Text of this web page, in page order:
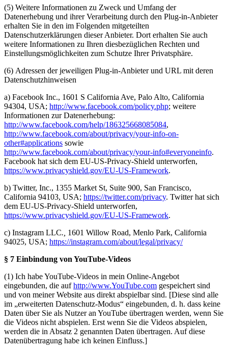
(5) Weitere Informationen zu Zweck und Umfang der
Datenerhebung und ihrer Verarbeitung durch den Plug-in-Anbieter
erhalten Sie in den im Folgenden mitgeteilten
Datenschutzerklärungen dieser Anbieter. Dort erhalten Sie auch
weitere Informationen zu Ihren diesbezüglichen Rechten und
Einstellungsmöglichkeiten zum Schutze Ihrer Privatsphäre.
(6) Adressen der jeweiligen Plug-in-Anbieter und URL mit deren
Datenschutzhinweisen
a) Facebook Inc., 1601 S California Ave, Palo Alto, California
94304, USA; http://www.facebook.com/policy.php; weitere
Informationen zur Datenerhebung:
http://www.facebook.com/help/186325668085084,
http://www.facebook.com/about/privacy/your-info-on-
other#applications sowie
http://www.facebook.com/about/privacy/your-info#everyoneinfo.
Facebook hat sich dem EU-US-Privacy-Shield unterworfen,
https://www.privacyshield.gov/EU-US-Framework.
b) Twitter, Inc., 1355 Market St, Suite 900, San Francisco,
California 94103, USA; https://twitter.com/privacy. Twitter hat sich
dem EU-US-Privacy-Shield unterworfen,
https://www.privacyshield.gov/EU-US-Framework.
c) Instagram LLC., 1601 Willow Road, Menlo Park, California
94025, USA; https://instagram.com/about/legal/privacy/
§ 7 Einbindung von YouTube-Videos
(1) Ich habe YouTube-Videos in mein Online-Angebot
eingebunden, die aufhttp://www.YouTube.com gespeichert sind
und von meiner Website aus direkt abspielbar sind. [Diese sind alle
im „erweiterten Datenschutz-Modus“ eingebunden, d. h. dass keine
Daten über Sie als Nutzer an YouTube übertragen werden, wenn Sie
die Videos nicht abspielen. Erst wenn Sie die Videos abspielen,
werden die in Absatz 2 genannten Daten übertragen. Auf diese
Datenübertragung habe ich keinen Einfluss.]